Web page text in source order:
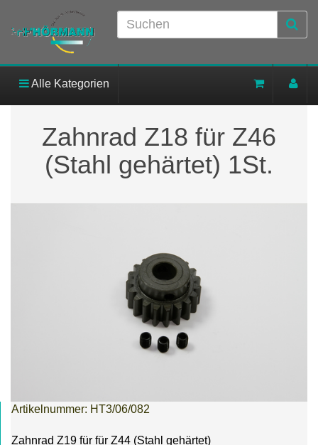
Alle Kategorien
Zahnrad Z18 für Z46
(Stahl gehärtet) 1St.
Artikelnummer: HT3/06/082
Zahnrad Z19 für für Z44 (Stahl gehärtet)